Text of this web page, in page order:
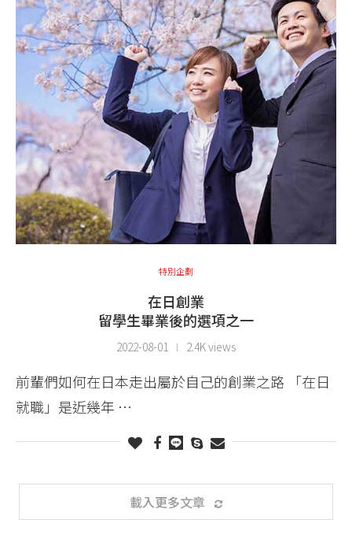
特別企劃
在日創業
留學生畢業後的選項之一
2022-08-01 2.4K views
前輩們如何在日本走出屬於自己的創業之路 「在日
就職」是近幾年 …
載入更多文章